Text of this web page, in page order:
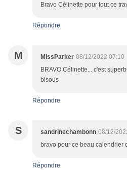
Bravo Célinette pour tout ce
Répondre
M MissParker 08/12/2022 07:10
BRAVO Célinette... c'est
bisous
Répondre
S sandrinechambonn 08/12/
bravo pour ce beau calendrier
Répondre